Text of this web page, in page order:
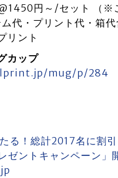
円～/セット （※
代・プリント代・箱代
リント
カップ
mug/p/284
る！総計2017名に割
ゼントキャンペーン